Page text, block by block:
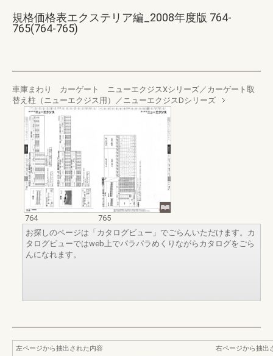
規格価格表エクステリア編_2008年度版 764-
765(764-765)
車庫まわり カーゲート ニューエクジスXシリーズ／カーゲート取
替え柱（ニューエクジス用）／ニューエクジスDシリーズ
764
765
お探しのページは「カタログビュー」でごらんいただけます。カ
タログビューではweb上でパラパラめくりながらカタログをごら
んになれます。
左ページから抽出された内容
右ページから抽出